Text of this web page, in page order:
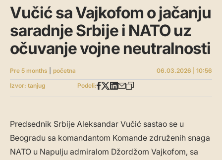
Vučić sa Vajkofom o jačanju
saradnje Srbije i NATO uz
očuvanje vojne neutralnosti
Pre 5 months početna
06.03.2026 | 10:56
Izvor: tanjug
Podeli:
Predsednik Srbije Aleksandar Vučić sastao se u
Beogradu sa komandantom Komande združenih snaga
NATO u Napulju admiralom Džordžom Vajkofom, sa